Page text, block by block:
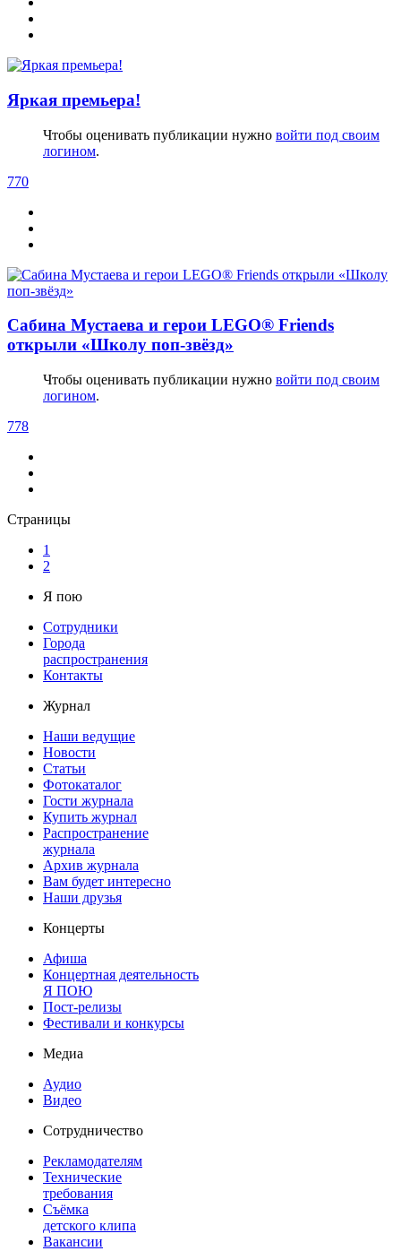
Яркая премьера!
Чтобы оценивать публикации нужно войти под своим
логином.
770
Сабина Мустаева и герои LEGO® Friends
открыли «Школу поп-звёзд»
Чтобы оценивать публикации нужно войти под своим
логином.
778
Страницы
1
2
Я пою
Сотрудники
Города
распространения
Контакты
Журнал
Наши ведущие
Новости
Статьи
Фотокаталог
Гости журнала
Купить журнал
Распространение
журнала
Архив журнала
Вам будет интересно
Наши друзья
Концерты
Афиша
Концертная деятельность
Я ПОЮ
Пост-релизы
Фестивали и конкурсы
Медиа
Аудио
Видео
Сотрудничество
Рекламодателям
Технические
требования
Съёмка
детского клипа
Вакансии